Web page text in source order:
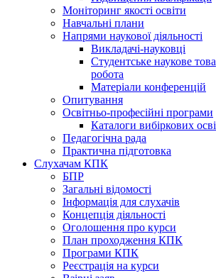
Моніторинг якості освіти
Навчальні плани
Напрями наукової діяльності
Викладачі-науковці
Студентське наукове
робота
Матеріали конференцій
Опитування
Освітньо-професійні програми
Каталоги вибіркових
Педагогічна рада
Практична підготовка
Слухачам КПК
БПР
Загальні відомості
Інформація для слухачів
Концепція діяльності
Оголошення про курси
План проходження КПК
Програми КПК
Реєстрація на курси